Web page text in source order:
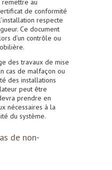
remettre au
de conformité
respecte
Ce document
d’un contrôle ou
des travaux de mise
cas de malfaçon ou
des installations
peut être
prendre en
nécessaires à la
du système.
de non-